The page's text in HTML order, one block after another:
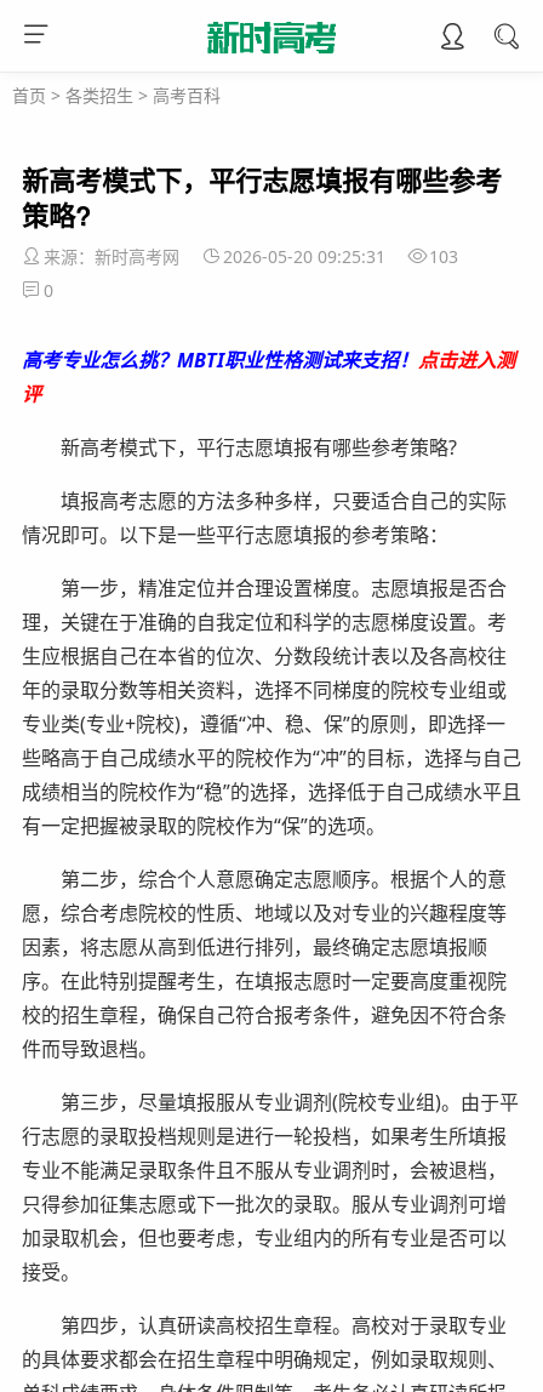
首页 > 各类招生 > 高考百科
新高考模式下，平行志愿填报有哪些参考
策略?
来源：新时高考网 2026-05-20 09:25:31
103
0
高考专业怎么挑？MBTI职业性格测试来支招！ 点击进入测
评
新高考模式下，平行志愿填报有哪些参考策略?
填报高考志愿的方法多种多样，只要适合自己的实际
情况即可。以下是一些平行志愿填报的参考策略：
第一步，精准定位并合理设置梯度。志愿填报是否合
理，关键在于准确的自我定位和科学的志愿梯度设置。考
生应根据自己在本省的位次、分数段统计表以及各高校往
年的录取分数等相关资料，选择不同梯度的院校专业组或
专业类(专业+院校)，遵循“冲、稳、保”的原则，即选择一
些略高于自己成绩水平的院校作为“冲”的目标，选择与自己
成绩相当的院校作为“稳”的选择，选择低于自己成绩水平且
有一定把握被录取的院校作为“保”的选项。
第二步，综合个人意愿确定志愿顺序。根据个人的意
愿，综合考虑院校的性质、地域以及对专业的兴趣程度等
因素，将志愿从高到低进行排列，最终确定志愿填报顺
序。在此特别提醒考生，在填报志愿时一定要高度重视院
校的招生章程，确保自己符合报考条件，避免因不符合条
件而导致退档。
第三步，尽量填报服从专业调剂(院校专业组)。由于平
行志愿的录取投档规则是进行一轮投档，如果考生所填报
专业不能满足录取条件且不服从专业调剂时，会被退档，
只得参加征集志愿或下一批次的录取。服从专业调剂可增
加录取机会，但也要考虑，专业组内的所有专业是否可以
接受。
第四步，认真研读高校招生章程。高校对于录取专业
的具体要求都会在招生章程中明确规定，例如录取规则、